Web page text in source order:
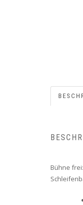
Bühne